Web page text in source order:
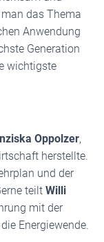
das Thema
Anwendung
Generation
wichtigste
Oppolzer,
herstellte.
und der
teilt Willi
mit der
Energiewende.